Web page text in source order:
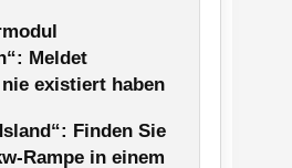
Meldet
existiert haben
Finden Sie
Rampe in einem